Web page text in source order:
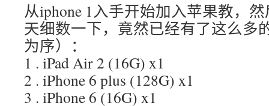
从iphone 1入手开始加入苹果教，
天细数一下，竟然已经有了这么多
为序）：
1 . iPad Air 2 (16G) x1
2 . iPhone 6 plus (128G) x1
3 . iPhone 6 (16G) x1